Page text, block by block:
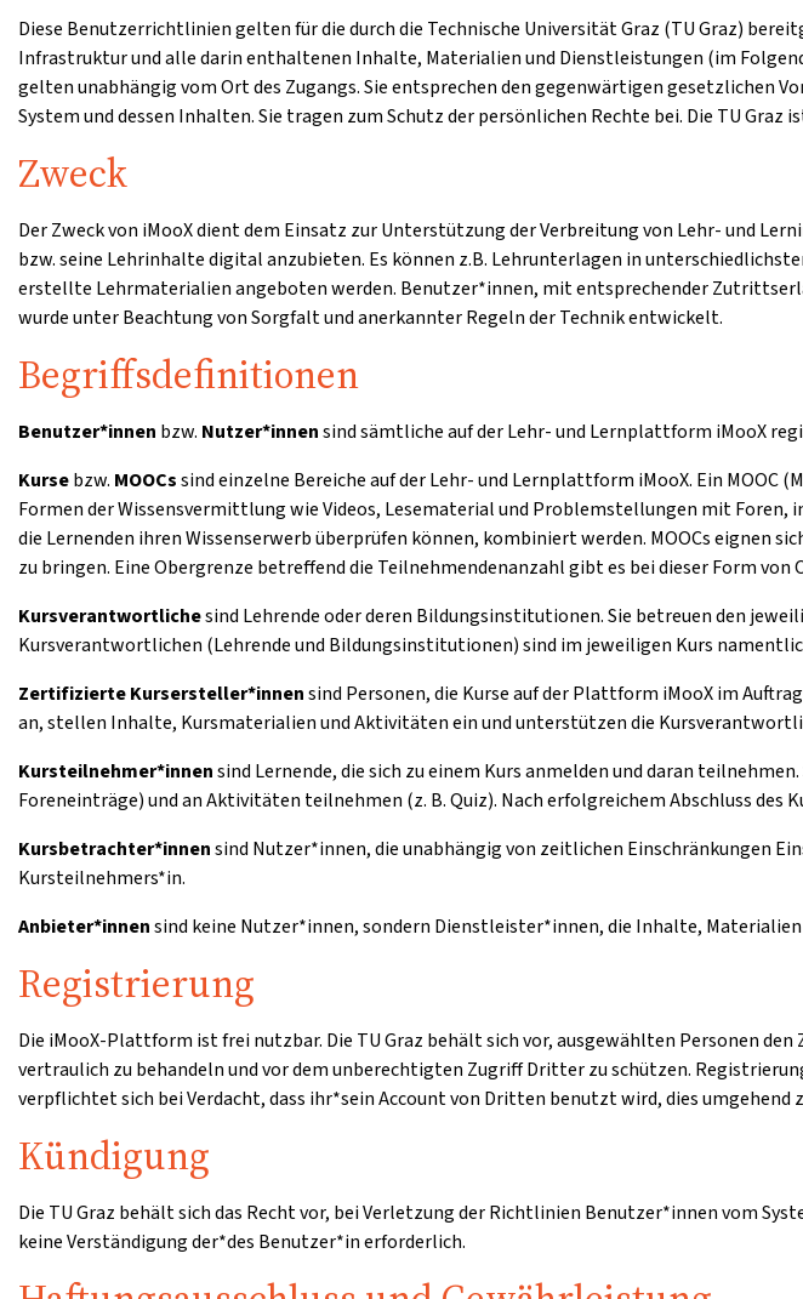
Diese Benutzerrichtlinien gelten für die durch die Technische Universität Graz (TU Graz)
Infrastruktur und alle darin enthaltenen Inhalte, Materialien und Dienstleistungen (im
gelten unabhängig vom Ort des Zugangs. Sie entsprechen den gegenwärtigen
System und dessen Inhalten. Sie tragen zum Schutz der persönlichen Rechte bei. Die TU
Zweck
Der Zweck von iMooX dient dem Einsatz zur Unterstützung der Verbreitung von Lehr- und
bzw. seine Lehrinhalte digital anzubieten. Es können z.B. Lehrunterlagen in
erstellte Lehrmaterialien angeboten werden. Benutzer*innen, mit entsprechender
wurde unter Beachtung von Sorgfalt und anerkannter Regeln der Technik entwickelt.
Begriffsdefinitionen
Benutzer*innen bzw. Nutzer*innensind sämtliche auf der Lehr- und Lernplattform iMooX
Kursebzw. MOOCssind einzelne Bereiche auf der Lehr- und Lernplattform iMooX. Ein MOOC
Formen der Wissensvermittlung wie Videos, Lesematerial und Problemstellungen mit Foren,
die Lernenden ihren Wissenserwerb überprüfen können, kombiniert werden. MOOCs
zu bringen. Eine Obergrenze betreffend die Teilnehmendenanzahl gibt es bei dieser Form von
Kursverantwortlichesind Lehrende oder deren Bildungsinstitutionen. Sie betreuen den
Kursverantwortlichen (Lehrende und Bildungsinstitutionen) sind im jeweiligen Kurs
Zertifizierte Kursersteller*innensind Personen, die Kurse auf der Plattform iMooX im
an, stellen Inhalte, Kursmaterialien und Aktivitäten ein und unterstützen die
Kursteilnehmer*innensind Lernende, die sich zu einem Kurs anmelden und daran
Foreneinträge) und an Aktivitäten teilnehmen (z. B. Quiz). Nach erfolgreichem Abschluss
Kursbetrachter*innensind Nutzer*innen, die unabhängig von zeitlichen Einschränkungen
Kursteilnehmers*in.
Anbieter*innensind keine Nutzer*innen, sondern Dienstleister*innen, die Inhalte,
Registrierung
Die iMooX-Plattform ist frei nutzbar. Die TU Graz behält sich vor, ausgewählten Personen
vertraulich zu behandeln und vor dem unberechtigten Zugriff Dritter zu schützen.
verpflichtet sich bei Verdacht, dass ihr*sein Account von Dritten benutzt wird, dies umgehend
Kündigung
Die TU Graz behält sich das Recht vor, bei Verletzung der Richtlinien Benutzer*innen vom
keine Verständigung der*des Benutzer*in erforderlich.